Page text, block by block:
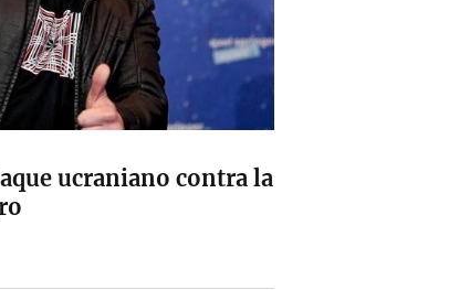
ucraniano contra la